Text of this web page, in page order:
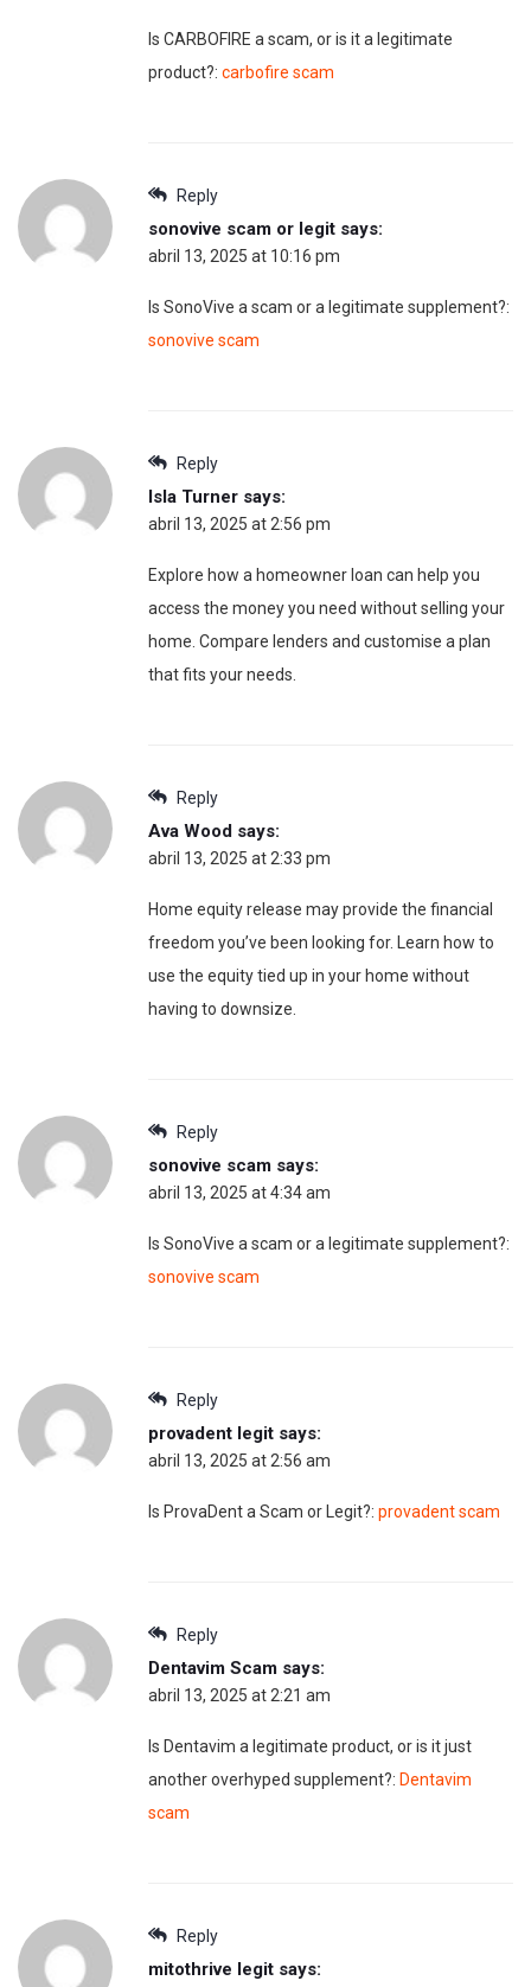
Is CARBOFIRE a scam, or is it a legitimate
product?: carbofire scam
Reply
sonovive scam or legit says:
abril 13, 2025 at 10:16 pm
Is SonoVive a scam or a legitimate supplement?:
sonovive scam
Reply
Isla Turner says:
abril 13, 2025 at 2:56 pm
Explore how a homeowner loan can help you
access the money you need without selling your
home. Compare lenders and customise a plan
that fits your needs.
Reply
Ava Wood says:
abril 13, 2025 at 2:33 pm
Home equity release may provide the financial
freedom you’ve been looking for. Learn how to
use the equity tied up in your home without
having to downsize.
Reply
sonovive scam says:
abril 13, 2025 at 4:34 am
Is SonoVive a scam or a legitimate supplement?:
sonovive scam
Reply
provadent legit says:
abril 13, 2025 at 2:56 am
Is ProvaDent a Scam or Legit?: provadent scam
Reply
Dentavim Scam says:
abril 13, 2025 at 2:21 am
Is Dentavim a legitimate product, or is it just
another overhyped supplement?: Dentavim
scam
Reply
mitothrive legit says: